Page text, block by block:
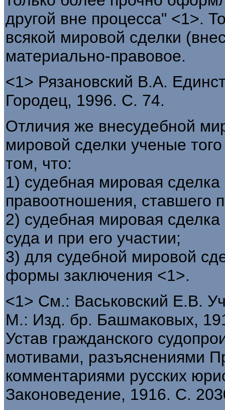
другой вне процесса" <1>.
всякой мировой сделки
материально-правовое.
<1> Рязановский В.А.
Городец, 1996. С. 74.
Отличия же внесудебной
мировой сделки ученые
том, что:
1) судебная мировая сделка
правоотношения, ставшего
2) судебная мировая
суда и при его участии;
3) для судебной мировой
формы заключения <1>.
<1> См.: Васьковский Е.В.
М.: Изд. бр. Башмаковых,
Устав гражданского
мотивами, разъяснениями
комментариями русских
Законоведение, 1916. С.